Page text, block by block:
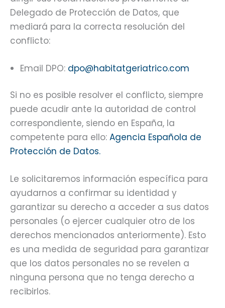
Delegado de Protección de Datos, que
mediará para la correcta resolución del
conflicto:
Email DPO: dpo@habitatgeriatrico.com
Si no es posible resolver el conflicto, siempre
puede acudir ante la autoridad de control
correspondiente, siendo en España, la
competente para ello: Agencia Española de
Protección de Datos.
Le solicitaremos información específica para
ayudarnos a confirmar su identidad y
garantizar su derecho a acceder a sus datos
personales (o ejercer cualquier otro de los
derechos mencionados anteriormente). Esto
es una medida de seguridad para garantizar
que los datos personales no se revelen a
ninguna persona que no tenga derecho a
recibirlos.